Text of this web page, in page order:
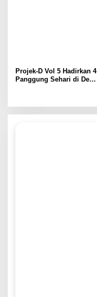
Projek-D Vol 5 Hadirkan 4
Panggung Sehari di De